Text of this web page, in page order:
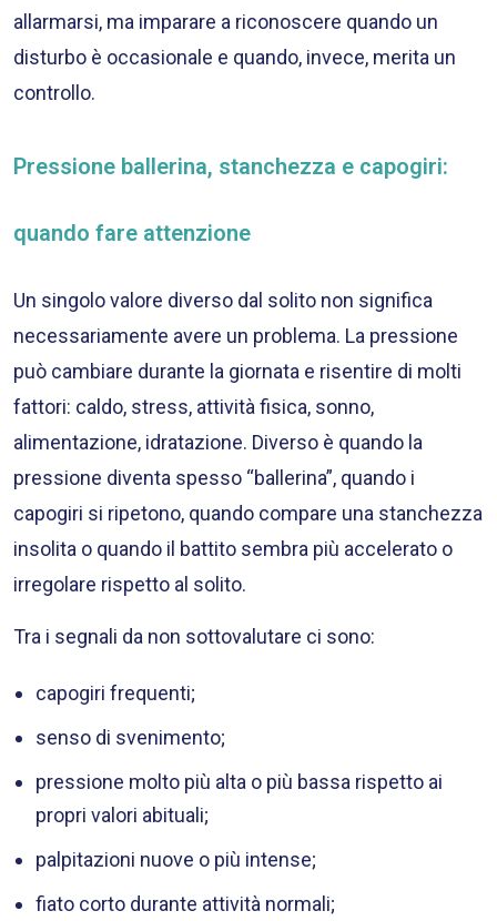
allarmarsi, ma imparare a riconoscere quando un
disturbo è occasionale e quando, invece, merita un
controllo.
Pressione ballerina, stanchezza e capogiri:
quando fare attenzione
Un singolo valore diverso dal solito non significa
necessariamente avere un problema. La pressione
può cambiare durante la giornata e risentire di molti
fattori: caldo, stress, attività fisica, sonno,
alimentazione, idratazione. Diverso è quando la
pressione diventa spesso “ballerina”, quando i
capogiri si ripetono, quando compare una stanchezza
insolita o quando il battito sembra più accelerato o
irregolare rispetto al solito.
Tra i segnali da non sottovalutare ci sono:
capogiri frequenti;
senso di svenimento;
pressione molto più alta o più bassa rispetto ai
propri valori abituali;
palpitazioni nuove o più intense;
fiato corto durante attività normali;